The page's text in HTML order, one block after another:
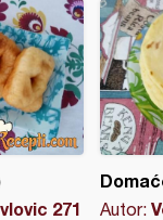
271 Autor: